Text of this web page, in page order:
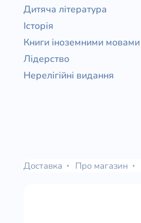
Дитяча література
Історія
Книги іноземними мовами
Лідерство
Нерелігійні видання
Доставка Про магазин